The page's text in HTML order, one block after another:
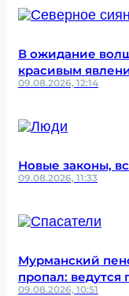
В ожидание
красивым
09.08.2026, 12:14
Новые законы,
09.08.2026, 11:33
Мурманский
пропал: ведутся
09.08.2026, 10:51